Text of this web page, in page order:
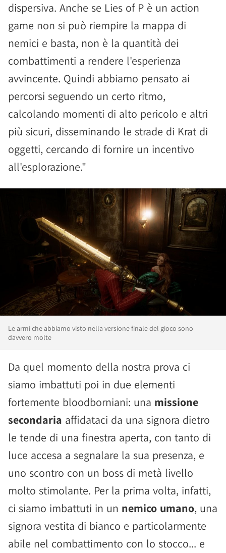
dispersiva. Anche se Lies of P è un action
game non si può riempire la mappa di
nemici e basta, non è la quantità dei
combattimenti a rendere l'esperienza
avvincente. Quindi abbiamo pensato ai
percorsi seguendo un certo ritmo,
calcolando momenti di alto pericolo e altri
più sicuri, disseminando le strade di Krat di
oggetti, cercando di fornire un incentivo
all'esplorazione."
Le armi che abbiamo visto nella versione finale del gioco sono
davvero molte
Da quel momento della nostra prova ci
siamo imbattuti poi in due elementi
fortemente bloodborniani: una missione
secondaria affidataci da una signora dietro
le tende di una finestra aperta, con tanto di
luce accesa a segnalare la sua presenza, e
uno scontro con un boss di metà livello
molto stimolante. Per la prima volta, infatti,
ci siamo imbattuti in un nemico umano, una
signora vestita di bianco e particolarmente
abile nel combattimento con lo stocco... e